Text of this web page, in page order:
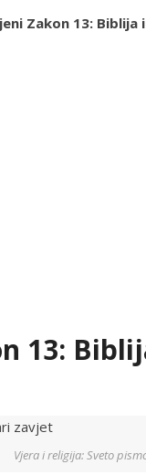
Zakon 13: Biblija
13:
Vjera i religija: Sveto